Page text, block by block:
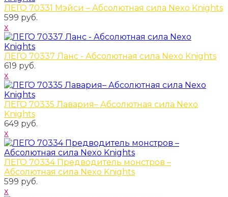
ЛЕГО 70331 Мэйси – Абсолютная сила Nexo Knights
599 руб.
x
ЛЕГО 70337 Ланс - Абсолютная сила Nexo Knights
619 руб.
x
ЛЕГО 70335 Лавария– Абсолютная сила Nexo
Knights
649 руб.
x
ЛЕГО 70334 Предводитель монстров –
Абсолютная сила Nexo Knights
599 руб.
x